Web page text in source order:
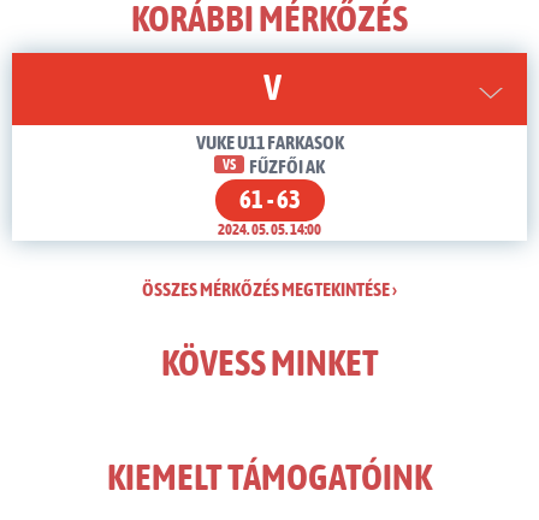
KORÁBBI MÉRKŐZÉS
V
VUKE U11 FARKASOK
VS FŰZFŐI AK
61 - 63
2024. 05. 05. 14:00
ÖSSZES MÉRKŐZÉS MEGTEKINTÉSE ›
KÖVESS MINKET
KIEMELT TÁMOGATÓINK